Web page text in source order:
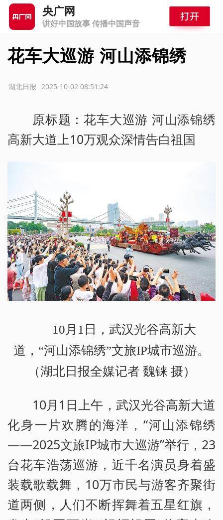
央广网
讲好中国故事 传播中国声音
花车大巡游 河山添锦绣
2025-10-02 08:51:24
湖北日报
原标题：花车大巡游 河山添锦绣
高新大道上10万观众深情告白祖国
10月1日，武汉光谷高新大
道，“河山添锦绣”文旅IP城市巡游。
（湖北日报全媒记者 魏铼 摄）
10月1日上午，武汉光谷高新大道
化身一片欢腾的海洋，“河山添锦绣
——2025文旅IP城市大巡游”举行，23
台花车浩荡巡游，近千名演员身着盛
装载歌载舞，10万市民与游客齐聚街
道两侧，人们不断挥舞着五星红旗，